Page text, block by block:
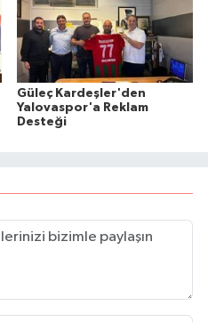
Güleç Kardeşler'den
Yalovaspor'a Reklam
Desteği